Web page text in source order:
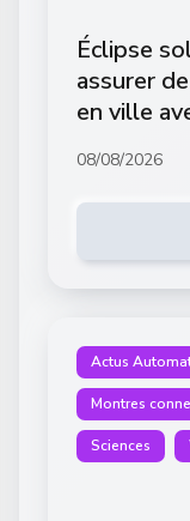
Éclipse
assurer
en ville
08/08/2026
Actus
Montres
Sciences